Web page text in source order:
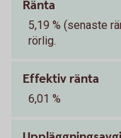
Ränta
5,19 % (senaste
rörlig.
Effektiv ränta
6,01 %